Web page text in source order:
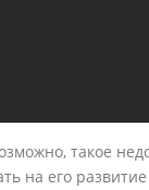
такое
на его